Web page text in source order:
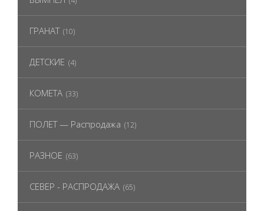
ГРАНАТ (10)
ДЕТСКИЕ (4)
КОМЕТА (33)
ПОЛЕТ — Распродажа (12)
РАЗНОЕ (63)
СЕВЕР - РАСПРОДАЖА (65)